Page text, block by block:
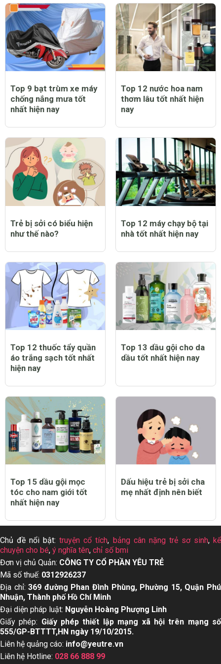
Top 9 bạt trùm xe máy
chống nắng mưa tốt
nhất hiện nay
Top 12 nước hoa nam
thơm lâu tốt nhất hiện
nay
Trẻ bị sởi có biểu hiện
như thế nào?
Top 12 máy chạy bộ tại
nhà tốt nhất hiện nay
Top 12 thuốc tẩy quần
áo trắng sạch tốt nhất
hiện nay
Top 13 dầu gội cho da
dầu tốt nhất hiện nay
Top 15 dầu gội mọc
tóc cho nam giới tốt
nhất hiện nay
Dấu hiệu trẻ bị sởi cha
mẹ nhất định nên biết
Chủ đề nổi bật:truyện cổ tích, bảng cân nặng trẻ sơ sinh, kể
chuyện cho bé, ý nghĩa tên, chỉ số bmi
Đơn vị chủ Quản: CÔNG TY CỔ PHẦN YÊU TRẺ
Mã số thuế: 0312926237
Địa chỉ:369 đường Phan Đình Phùng, Phường 15, Quận Phú
Nhuận, Thành phố Hồ Chí Minh
Đại diện pháp luật: Nguyễn Hoàng Phượng Linh
Giấy phép: Giấy phép thiết lập mạng xã hội trên mạng số
555/GP-BTTTT,HN ngày 19/10/2015.
Liên hệ quảng cáo: info@yeutre.vn
Liên hệ Hotline: 028 66 888 99